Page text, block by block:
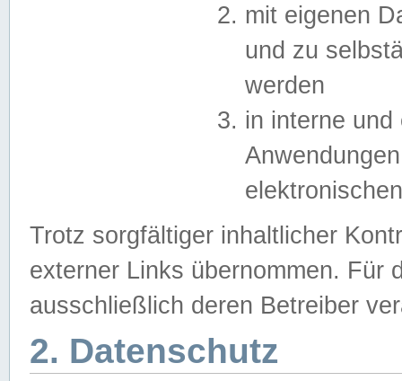
mit eigenen
und zu
werden
in interne
Trotz sorgfältiger inhaltlicher
externer Links übernommen. Für
ausschließlich deren Betreiber
2. Datenschutz